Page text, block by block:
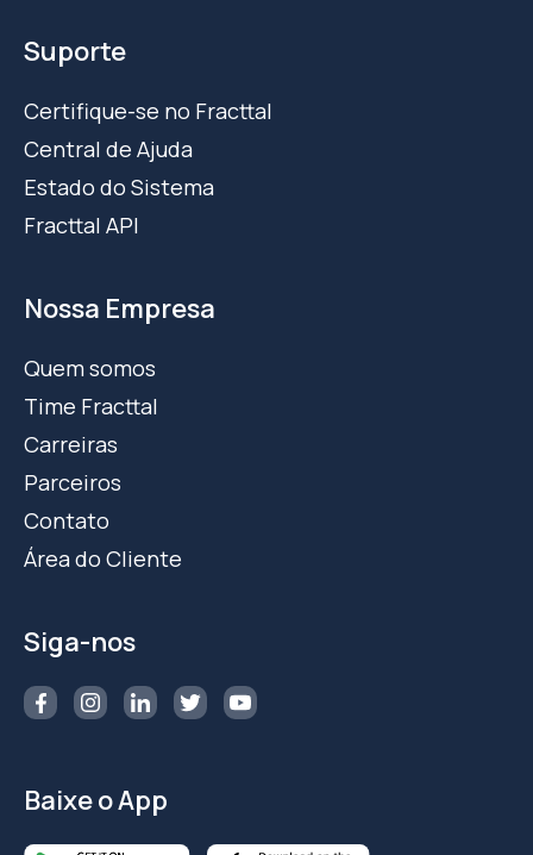
Suporte
Certifique-se no Fracttal
Central de Ajuda
Estado do Sistema
Fracttal API
Nossa Empresa
Quem somos
Time Fracttal
Carreiras
Parceiros
Contato
Área do Cliente
Siga-nos
Baixe o App